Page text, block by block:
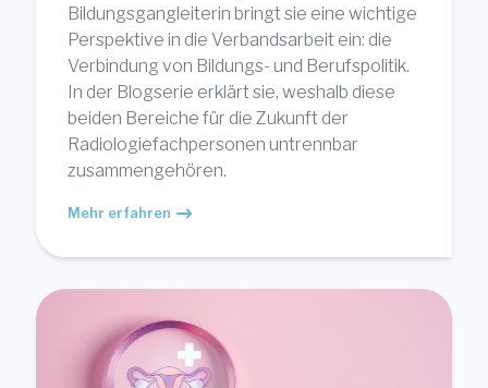
Bildungsgangleiterin bringt sie eine wichtige
Perspektive in die Verbandsarbeit ein: die
Verbindung von Bildungs- und Berufspolitik.
In der Blogserie erklärt sie, weshalb diese
beiden Bereiche für die Zukunft der
Radiologiefachpersonen untrennbar
zusammengehören.
Mehr erfahren